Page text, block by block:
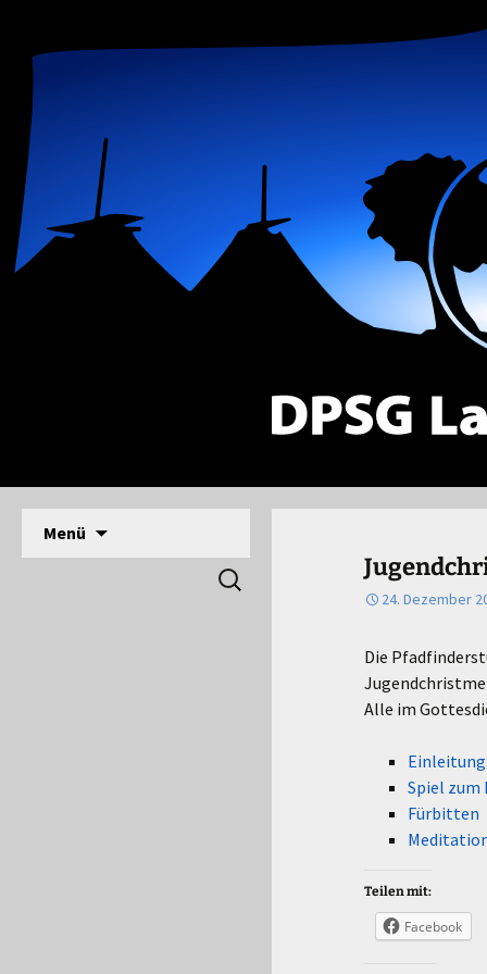
Pfadfinder Langerwehe
DPSG Stamm Langerwehe, Deutsche
Menü
Suchen
nach:
24. Dezember
Die
Alle im
Einleitung
Spiel
Fürbitten
Teilen mit:
Facebook